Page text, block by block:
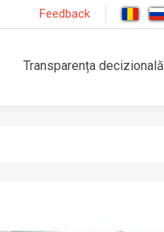
Feedback
Transparența decizională